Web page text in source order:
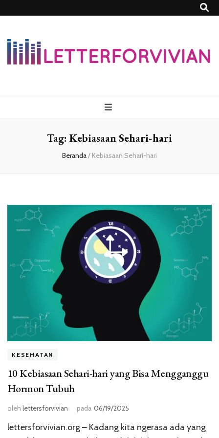
Tag: Kebiasaan Sehari-hari
Beranda/ Kebiasaan Sehari-hari
KESEHATAN
10 Kebiasaan Sehari-hari yang Bisa Mengganggu
Hormon Tubuh
oleh lettersforvivian pada 06/19/2025
lettersforvivian.org – Kadang kita ngerasa ada yang